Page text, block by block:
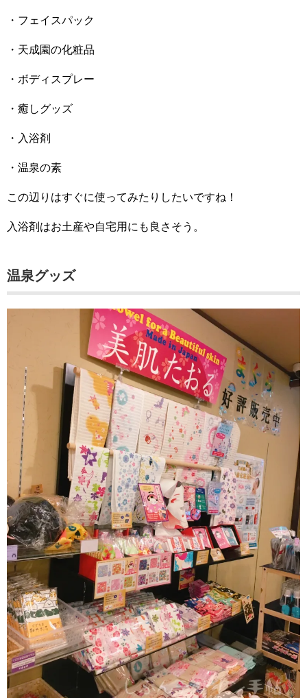
・フェイスパック
・天成園の化粧品
・ボディスプレー
・癒しグッズ
・入浴剤
・温泉の素
この辺りはすぐに使ってみたりしたいですね！
入浴剤はお土産や自宅用にも良さそう。
温泉グッズ